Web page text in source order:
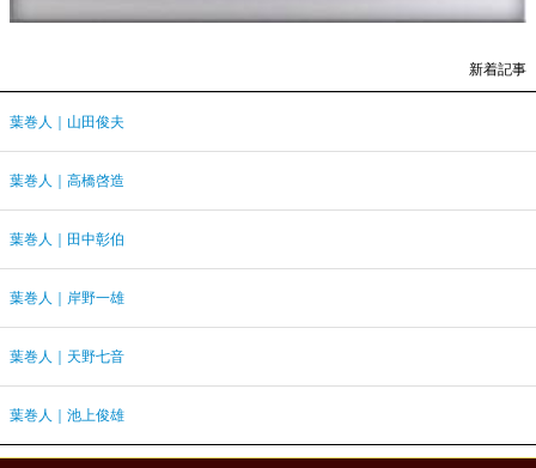
新着記事
葉巻人｜山田俊夫
葉巻人｜高橋啓造
葉巻人｜田中彰伯
葉巻人｜岸野一雄
葉巻人｜天野七音
葉巻人｜池上俊雄